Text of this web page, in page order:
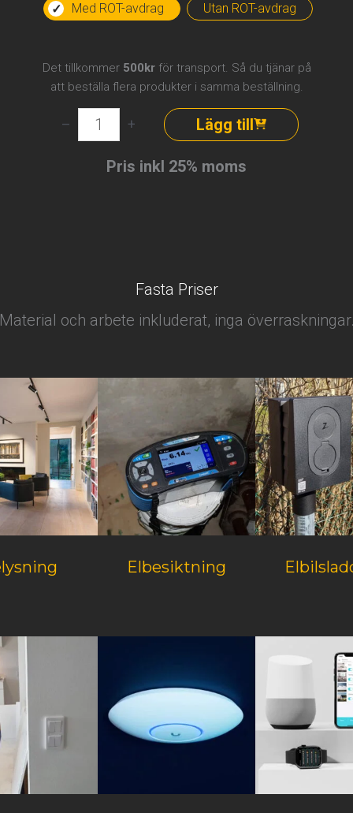
Med ROT-avdrag Utan ROT-avdrag
Det tillkommer 500krför transport. Så du tjänar på
att beställa flera produkter i samma beställning.
–
Elektriker
+ Lägg till
Pris inkl 25% moms
Fasta Priser
och arbete inkluderat, inga
Elbesiktning